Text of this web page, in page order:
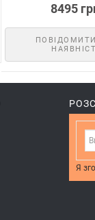
8495
Я